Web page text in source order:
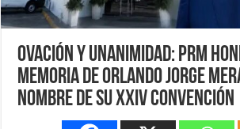
Ovación y unanimidad: PRM
memoria de Orlando Jorge
nombre de su XXIV Convención